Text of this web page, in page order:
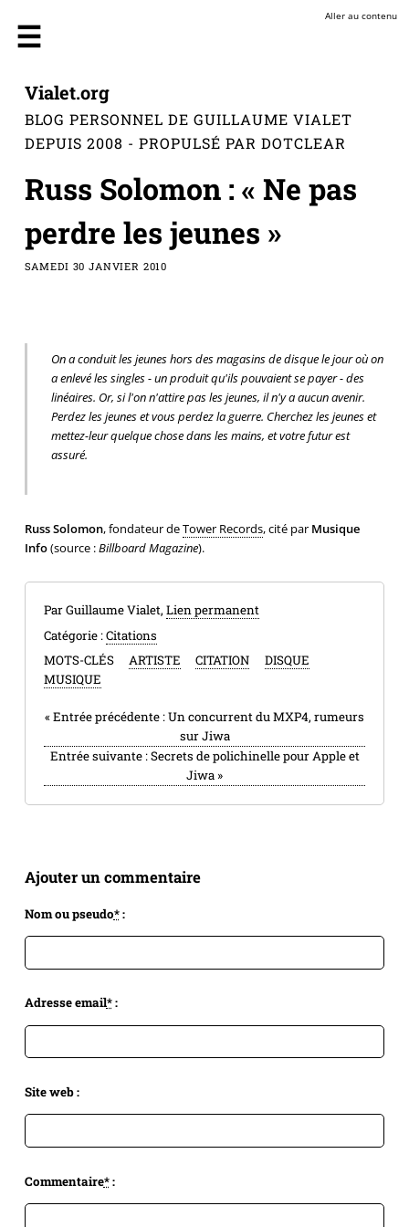
Aller au contenu
Vialet.org
BLOG PERSONNEL DE GUILLAUME VIALET
DEPUIS 2008 - PROPULSÉ PAR DOTCLEAR
Russ Solomon : « Ne pas
perdre les jeunes »
SAMEDI 30 JANVIER 2010
On a conduit les jeunes hors des magasins de disque le jour où on
a enlevé les singles - un produit qu'ils pouvaient se payer - des
linéaires. Or, si l'on n'attire pas les jeunes, il n'y a aucun avenir.
Perdez les jeunes et vous perdez la guerre. Cherchez les jeunes et
mettez-leur quelque chose dans les mains, et votre futur est
assuré.
Russ Solomon, fondateur deTower Records, cité par Musique
Info(source :Billboard Magazine).
Par Guillaume Vialet, Lien permanent
Catégorie :Citations
MOTS-CLÉS
ARTISTE CITATION
DISQUE
MUSIQUE
«Entrée précédente :Un concurrent du MXP4, rumeurs
sur Jiwa
Entrée suivante :Secrets de polichinelle pour Apple et
Jiwa »
Ajouter un commentaire
Nom ou pseudo*:
Adresse email*:
Site web :
Commentaire*: